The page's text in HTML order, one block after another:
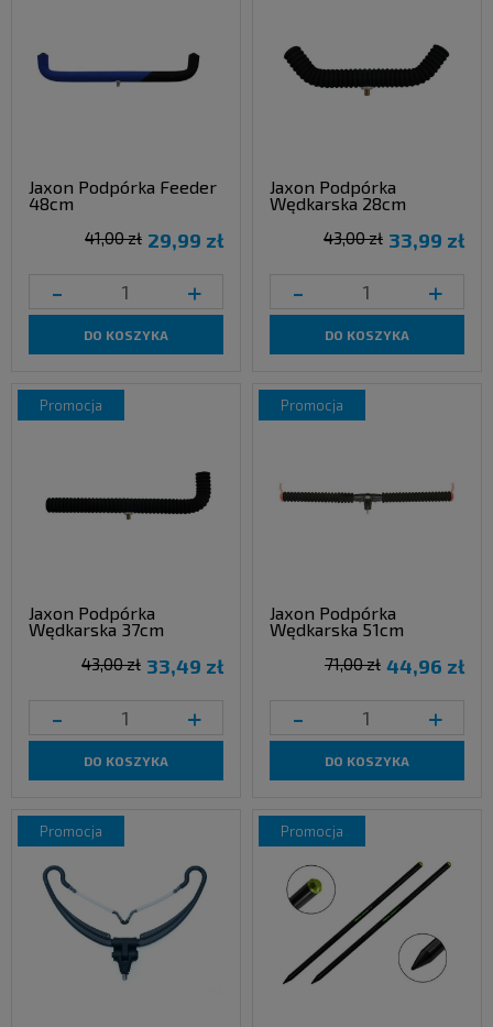
Jaxon Podpórka Feeder
48cm
29,99 zł
41,00 zł
- +
DO KOSZYKA
Jaxon Podpórka
Wędkarska 28cm
33,99 zł
43,00 zł
- +
DO KOSZYKA
Jaxon Podpórka
Wędkarska 37cm
33,49 zł
43,00 zł
- +
DO KOSZYKA
promocja
Jaxon Podpórka
Wędkarska 51cm
44,96 zł
71,00 zł
- +
DO KOSZYKA
promocja
promocja promocja